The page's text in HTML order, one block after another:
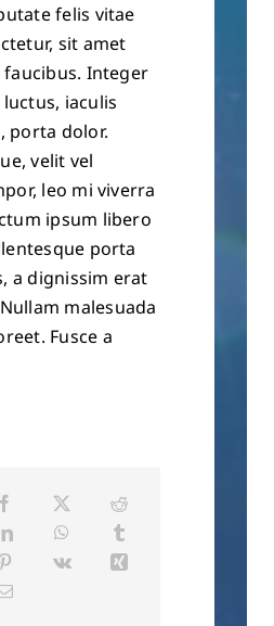
felis vitae
sit amet
Integer
iaculis
porta dolor.
velit vel
leo mi viverra
ipsum libero
porta
a dignissim erat
malesuada
Fusce a